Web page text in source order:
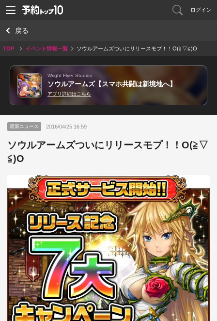
ログイン
戻る
TOP イベント情報一覧 ソウルアームズついにリリースモプ！！O(≧▽≦)O
Wright Flyer Studios
ソウルアームズ【スマホ共闘は新境地へ】
アプリ詳細はこちら
最新ニュース 2016/04/25 16:59
ソウルアームズついにリリースモプ！！O(≧▽
≦)O